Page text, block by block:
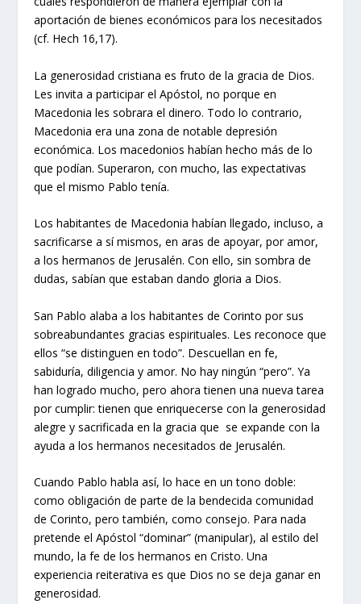
aportación de bienes económicos para los necesitados
(cf. Hech 16,17).
La generosidad cristiana es fruto de la gracia de Dios.
Les invita a participar el Apóstol, no porque en
Macedonia les sobrara el dinero. Todo lo contrario,
Macedonia era una zona de notable depresión
económica. Los macedonios habían hecho más de lo
que podían. Superaron, con mucho, las expectativas
que el mismo Pablo tenía.
Los habitantes de Macedonia habían llegado, incluso, a
sacrificarse a sí mismos, en aras de apoyar, por amor,
a los hermanos de Jerusalén. Con ello, sin sombra de
dudas, sabían que estaban dando gloria a Dios.
San Pablo alaba a los habitantes de Corinto por sus
sobreabundantes gracias espirituales. Les reconoce que
ellos “se distinguen en todo”. Descuellan en fe,
sabiduría, diligencia y amor. No hay ningún “pero”. Ya
han logrado mucho, pero ahora tienen una nueva tarea
por cumplir: tienen que enriquecerse con la generosidad
alegre y sacrificada en la gracia que se expande con la
ayuda a los hermanos necesitados de Jerusalén.
Cuando Pablo habla así, lo hace en un tono doble:
como obligación de parte de la bendecida comunidad
de Corinto, pero también, como consejo. Para nada
pretende el Apóstol “dominar” (manipular), al estilo del
mundo, la fe de los hermanos en Cristo. Una
experiencia reiterativa es que Dios no se deja ganar en
generosidad.